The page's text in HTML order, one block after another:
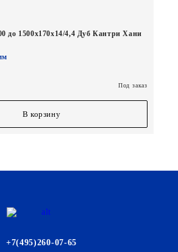
до 1500х170х14/4,4 Дуб Кантри Хани
Под заказ
В корзину
+7(495)260-07-65